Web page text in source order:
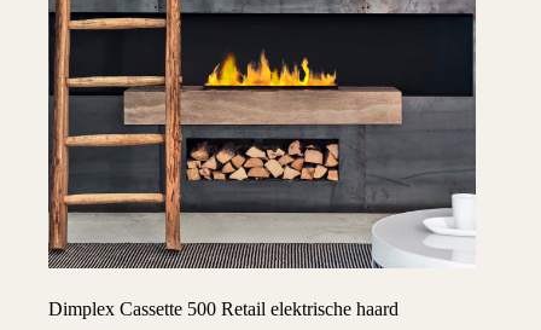
Dimplex Cassette 500 Retail elektrische haard